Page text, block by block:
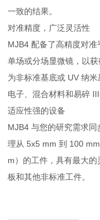
一致的结果。
对准精度，广
MJB4 配备了高精度对
单场或分场显微镜，以
为非标准基底或 UV 纳
电子、混合材料和易碎
适应性强的设
MJB4 与您的研究需求
理从 5x5 mm 到 100
m）的工件，具有最大
板和其他非标准工件。